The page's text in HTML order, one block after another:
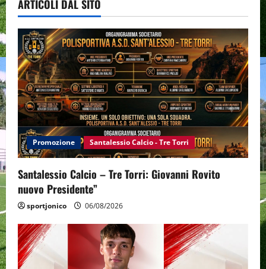
ARTICOLI DAL SITO
Promozione Santalessio Calcio - Tre Torri
Santalessio Calcio – Tre Torri: Giovanni Rovito
nuovo Presidente”
sportjonico 06/08/2026